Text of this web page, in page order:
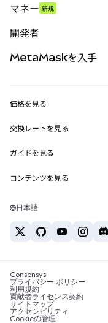
パーペチュアル
RWA
マネー 新規
開発者
MetaMask Connect
Snaps
Web3サービス
MetaMaskを入手
セキュリティ
サポート
キャリア
お問い合わせ
価格を見る
イーサリアムの価格
Solanaの価格
Tetherの価格
交換レートを見る
ETH→USD
USDT→INR
BTC→INR
ETH→USDT
ガイドを見る
ETHの購入
USDTの購入
SHIBの購入
BNBの購入
コンテンツを見る
Solanaウォレット
税制関連ニュース
暗号資産の購入方法は？
ビットコインを売るには？
日本語
Consensys
プライバシー ポリシー
利用規約
貢献者ライセンス契約
サイトマップ
アクセシビリティ
Cookieの管理